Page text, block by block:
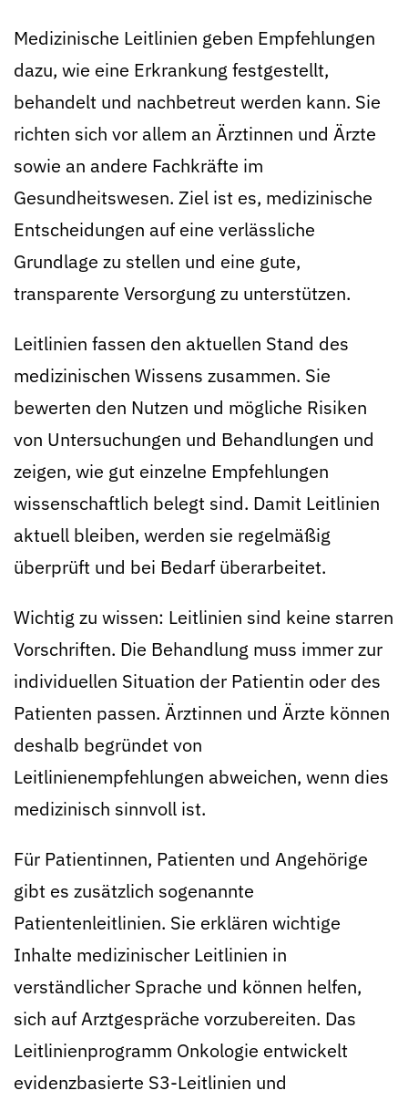
Medizinische Leitlinien geben Empfehlungen
dazu, wie eine Erkrankung festgestellt,
behandelt und nachbetreut werden kann. Sie
richten sich vor allem an Ärztinnen und Ärzte
sowie an andere Fachkräfte im
Gesundheitswesen. Ziel ist es, medizinische
Entscheidungen auf eine verlässliche
Grundlage zu stellen und eine gute,
transparente Versorgung zu unterstützen.
Leitlinien fassen den aktuellen Stand des
medizinischen Wissens zusammen. Sie
bewerten den Nutzen und mögliche Risiken
von Untersuchungen und Behandlungen und
zeigen, wie gut einzelne Empfehlungen
wissenschaftlich belegt sind. Damit Leitlinien
aktuell bleiben, werden sie regelmäßig
überprüft und bei Bedarf überarbeitet.
Wichtig zu wissen: Leitlinien sind keine starren
Vorschriften. Die Behandlung muss immer zur
individuellen Situation der Patientin oder des
Patienten passen. Ärztinnen und Ärzte können
deshalb begründet von
Leitlinienempfehlungen abweichen, wenn dies
medizinisch sinnvoll ist.
Für Patientinnen, Patienten und Angehörige
gibt es zusätzlich sogenannte
Patientenleitlinien. Sie erklären wichtige
Inhalte medizinischer Leitlinien in
verständlicher Sprache und können helfen,
sich auf Arztgespräche vorzubereiten. Das
Leitlinienprogramm Onkologie entwickelt
evidenzbasierte S3-Leitlinien und